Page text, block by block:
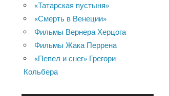
«Татарская пустыня»
«Смерть в Венеции»
Фильмы Вернера Херцога
Фильмы Жака Перрена
«Пепел и снег» Грегори
Кольбера